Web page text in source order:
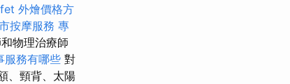
外燴價格方
按摩服務 專
物理治療師
服務有哪些 對
、頸背、太陽